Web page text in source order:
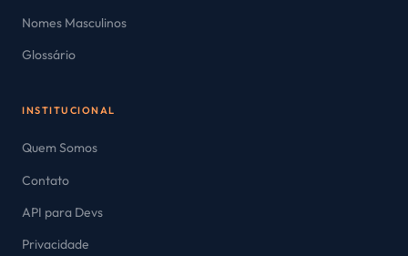
Nomes Masculinos
Glossário
INSTITUCIONAL
Quem Somos
Contato
API para Devs
Privacidade